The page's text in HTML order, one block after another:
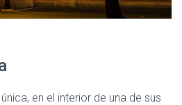
en el interior de una de sus